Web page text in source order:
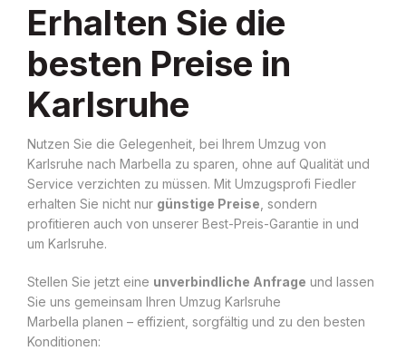
Erhalten Sie die
besten Preise in
Karlsruhe
Nutzen Sie die Gelegenheit, bei Ihrem Umzug von
Karlsruhe nach Marbella zu sparen, ohne auf Qualität und
Service verzichten zu müssen. Mit Umzugsprofi Fiedler
erhalten Sie nicht nur günstige Preise , sondern
profitieren auch von unserer Best-Preis-Garantie in und
um Karlsruhe.
Stellen Sie jetzt eine unverbindliche Anfrage und lassen
Sie uns gemeinsam Ihren Umzug Karlsruhe
Marbella planen – effizient, sorgfältig und zu den besten
Konditionen: